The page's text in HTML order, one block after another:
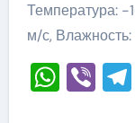
Температура: -
м/с, Влажность: